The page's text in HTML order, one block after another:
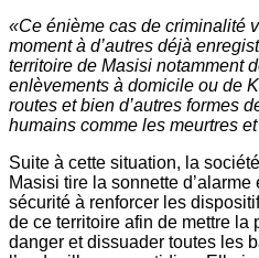
«Ce énième cas de criminalité
moment à d’autres déjà
territoire de Masisi notamment
enlèvements à domicile ou de
routes et bien d’autres formes
humains comme les meurtres
Suite à cette situation, la
Masisi tire la sonnette
sécurité à renforcer les
de ce territoire afin de mettre la
danger et dissuader toutes les